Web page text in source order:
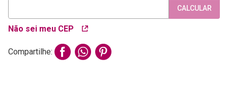
Não sei meu CEP
CALCULAR
Compartilhe: